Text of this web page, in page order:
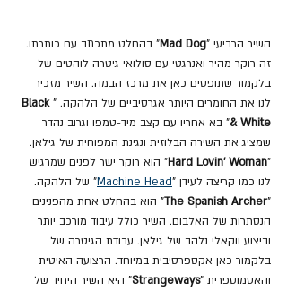
השיר הרביעי "Mad Dog" בהחלט מתכתב עם כותרתו.
זה רוקר מהיר ואנרגטי עם סולואי גיטרה לוהטים של
בלקמור שתופסים כאן את מרכז הבמה. השיר מזכיר
לנו את החומרים היותר אגרסיביים של הלהקה. "Black
& White" בא אחריו עם קצב מיד-טמפו וגרוב נהדר
שמציג את השירה הבלוזית ונגינת המפוחית ​​של גילאן.
"
Hard Lovin' Woman" הוא רוקר ישר לפנים שמרגיש
לנו כמו קריצה לעידן "Machine Head" של הלהקה.
"
The Spanish Archer" הוא בהחלט אחת מהפנינים
הנסתרות של האלבום. השיר כולל עיבוד מורכב יותר
וביצוע ווקאלי נלהב של גילאן. עבודת הגיטרה של
בלקמור כאן אקספרסיבית במיוחד. הרצועה האיטית
והאטמוספרית "Strangeways" היא השיר היחיד של